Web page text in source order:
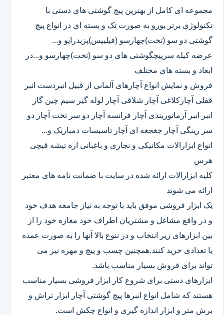
مجموعه ای کامل از بهترین پیچ گوشتی های دستی با
تکنولوژی برتر یورو به صورت تک و بسته ای در انواع پیچ
گوشتی دو سو (تخت)چهارسو (فیلیپس)پزیدرایو و...
عرضه کیله سرپیچگوشتی های دو سو (تخت)چهارسو و...در
ابعاد و بسته های مختلف
فروش و نمایش انواع آچارهای آلمانی از قبیل انبردست انبر
قفلی آچارکلاغی آچار شلاقی آچار لوله گیر سیم چین گاز
انبر انبر آرماتوربندی آچار فرانسه آچار دو سر تخت آچار دو
سر رینگی آچار جغجغه ای آچار تاسیسات دمباریک و...
انواع ابزارالات مکانیکی و نجاری و باغبانی اره تیشه قیچی
هرس
کلیه ابزارالات ارائه شده در سایت با ضمانت نامه های معتبر
ارائه می شوند
یک ابزار فروشی موفق باید با توجه به نیاز جامعه هدف خود
و در واقع مشاغل و مشتریان اطراف خود مغازه خود را از
بین ابزارهای زیر انتخاب و در تنوع بالا آنها را به صورت عمده
یا تعدادی خرید کنند.همچنین چسب و پیچ و مهره نیز می
تواند برای فروش بسیار مناسب باشد.
ابزارهای دستی برای شروع کار ابزار فروشی بسیار مناسب
هستند که شامل انواع انبرها پیچ گوشتی آچار ابزار تراش و
برش متر و ابزار اندازه گیری و انواع چکش است.